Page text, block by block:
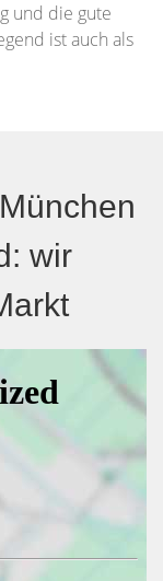
und die gute
ist auch als
wir